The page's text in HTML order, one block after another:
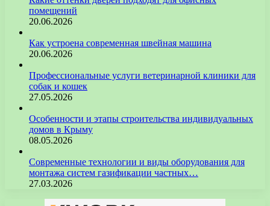
помещений
20.06.2026
Как устроена современная швейная машина
20.06.2026
Профессиональные услуги ветеринарной клиники для
собак и кошек
27.05.2026
Особенности и этапы строительства индивидуальных
домов в Крыму
08.05.2026
Современные технологии и виды оборудования для
монтажа систем газификации частных…
27.03.2026